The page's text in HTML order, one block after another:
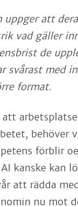
uppger att
vad gäller
de
svårast med
format.
behöver
förblir
kanske kan
att rädda
nu mot